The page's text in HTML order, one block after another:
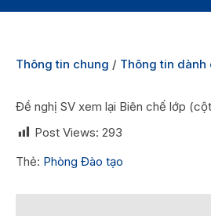
Thông tin chung / Thông tin dành
Đề nghị SV xem lại Biên chế lớp
Post Views: 293
Thẻ: Phòng Đào tạo